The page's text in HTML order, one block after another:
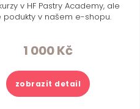
v HF Pastry Academy, ale
podukty v našem e-shopu.
1 000Kč
zobrazit detail